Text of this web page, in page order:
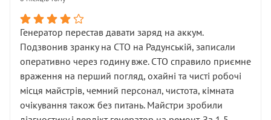
Генератор перестав давати заряд на аккум.
Подзвонив зранку на СТО на Радунській, записали
оперативно через годину вже. СТО справило приємне
враження на перший погляд, охайні та чисті робочі
місця майстрів, чемний персонал, чистота, кімната
очікування також без питань. Майстри зробили